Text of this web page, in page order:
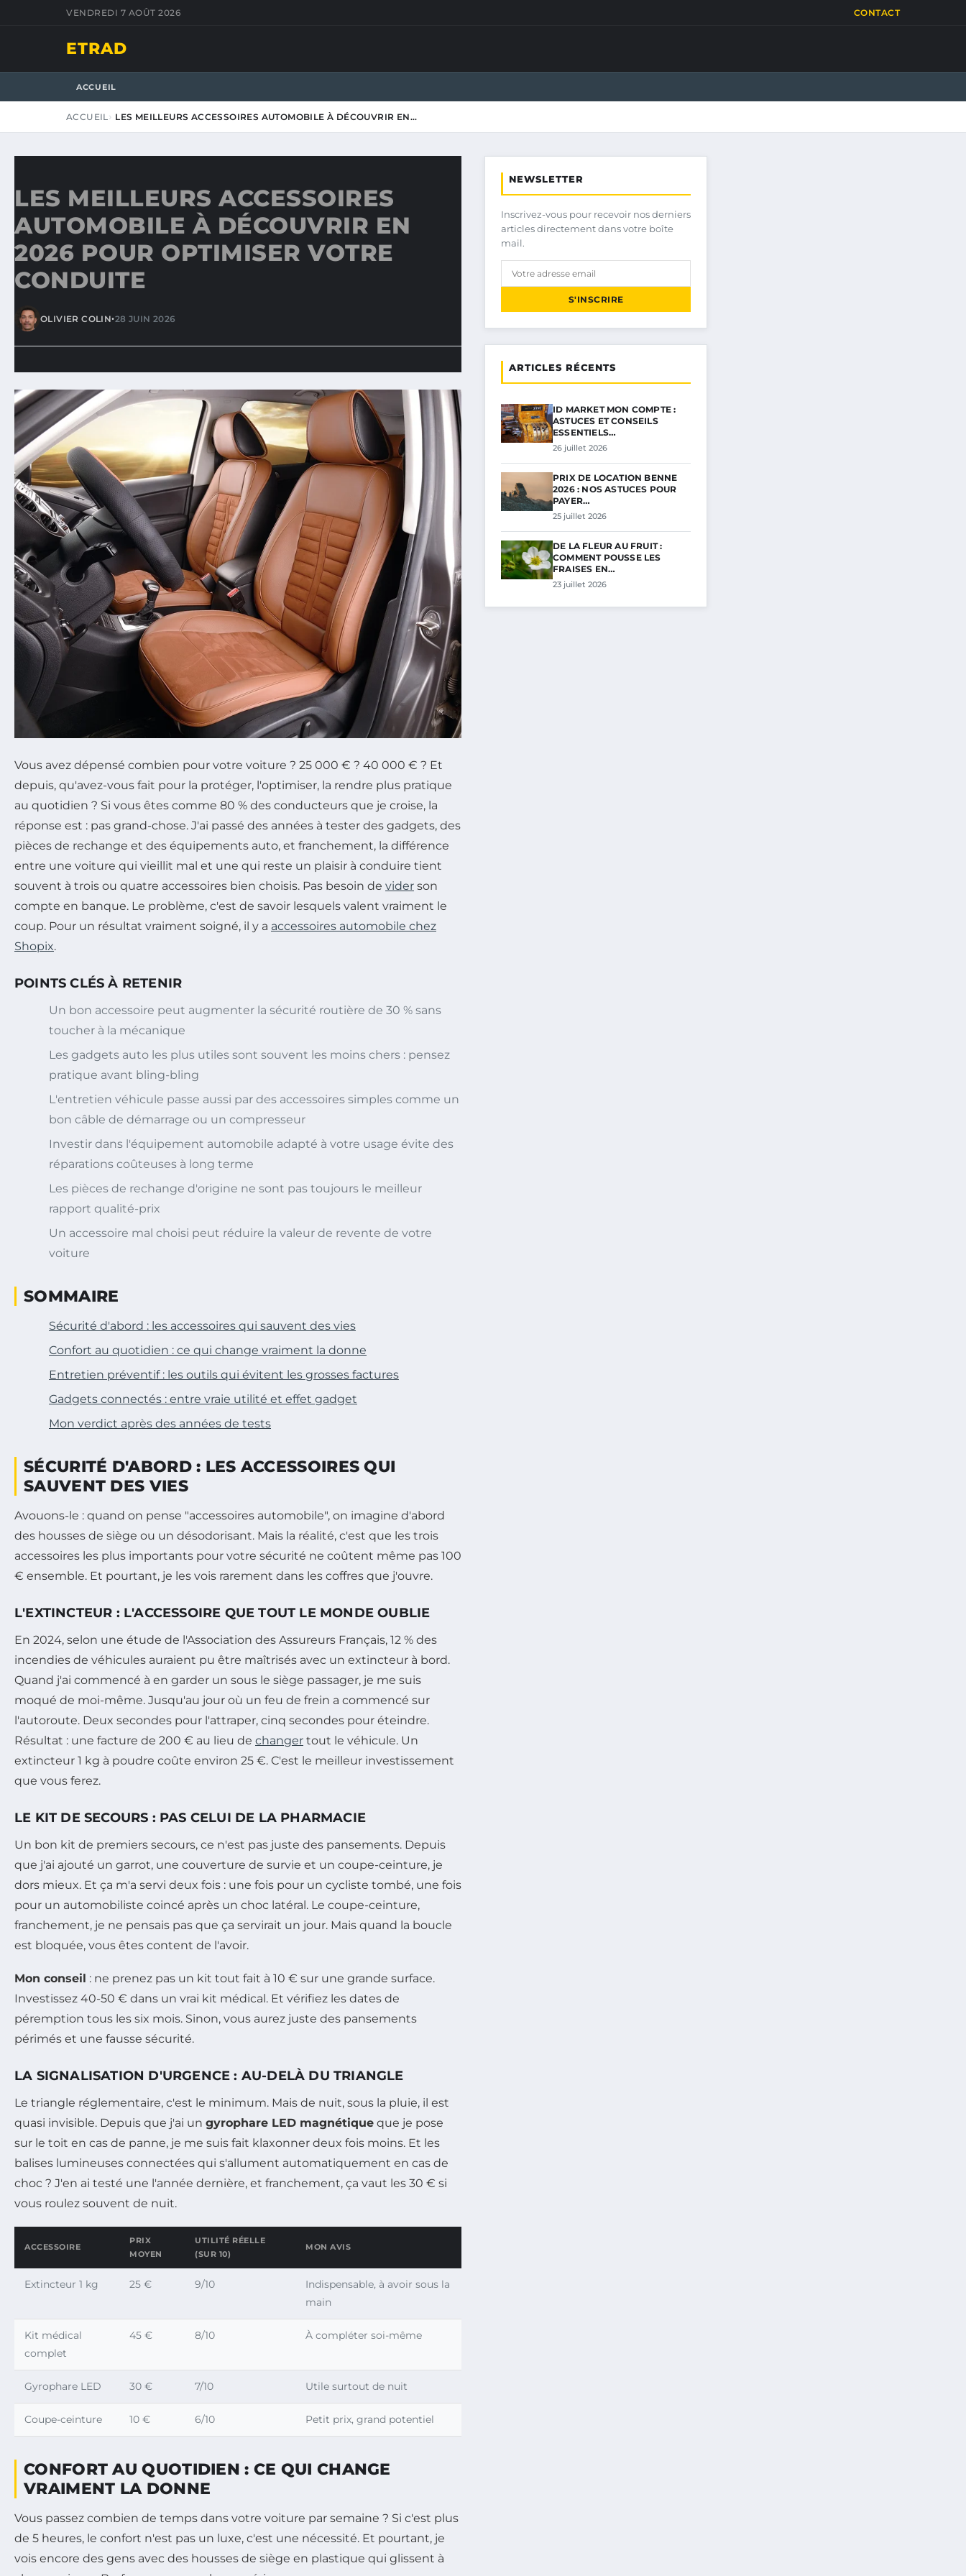
VENDREDI 7 AOÛT 2026 CONTACT
ETRAD
ACCUEIL
ACCUEIL LES MEILLEURS ACCESSOIRES AUTOMOBILE À DÉCOUVRIR EN…
LES MEILLEURS ACCESSOIRES
AUTOMOBILE À DÉCOUVRIR EN
2026 POUR OPTIMISER VOTRE
CONDUITE
OLIVIER COLIN•28 JUIN 2026
Vous avez dépensé combien pour votre voiture ? 25 000 € ? 40 000 € ? Et
depuis, qu'avez-vous fait pour la protéger, l'optimiser, la rendre plus pratique
au quotidien ? Si vous êtes comme 80 % des conducteurs que je croise, la
réponse est : pas grand-chose. J'ai passé des années à tester des gadgets, des
pièces de rechange et des équipements auto, et franchement, la différence
entre une voiture qui vieillit mal et une qui reste un plaisir à conduire tient
souvent à trois ou quatre accessoires bien choisis. Pas besoin de vider son
compte en banque. Le problème, c'est de savoir lesquels valent vraiment le
coup. Pour un résultat vraiment soigné, il y a accessoires automobile chez
Shopix.
POINTS CLÉS À RETENIR
Un bon accessoire peut augmenter la sécurité routière de 30 % sans
toucher à la mécanique
Les gadgets auto les plus utiles sont souvent les moins chers : pensez
pratique avant bling-bling
L'entretien véhicule passe aussi par des accessoires simples comme un
bon câble de démarrage ou un compresseur
Investir dans l'équipement automobile adapté à votre usage évite des
réparations coûteuses à long terme
Les pièces de rechange d'origine ne sont pas toujours le meilleur
rapport qualité-prix
Un accessoire mal choisi peut réduire la valeur de revente de votre
voiture
SOMMAIRE
Sécurité d'abord : les accessoires qui sauvent des vies
Confort au quotidien : ce qui change vraiment la donne
Entretien préventif : les outils qui évitent les grosses factures
Gadgets connectés : entre vraie utilité et effet gadget
Mon verdict après des années de tests
SÉCURITÉ D'ABORD : LES ACCESSOIRES QUI
SAUVENT DES VIES
Avouons-le : quand on pense "accessoires automobile", on imagine d'abord
des housses de siège ou un désodorisant. Mais la réalité, c'est que les trois
accessoires les plus importants pour votre sécurité ne coûtent même pas 100
€ ensemble. Et pourtant, je les vois rarement dans les coffres que j'ouvre.
L'EXTINCTEUR : L'ACCESSOIRE QUE TOUT LE MONDE OUBLIE
En 2024, selon une étude de l'Association des Assureurs Français, 12 % des
incendies de véhicules auraient pu être maîtrisés avec un extincteur à bord.
Quand j'ai commencé à en garder un sous le siège passager, je me suis
moqué de moi-même. Jusqu'au jour où un feu de frein a commencé sur
l'autoroute. Deux secondes pour l'attraper, cinq secondes pour éteindre.
Résultat : une facture de 200 € au lieu de changer tout le véhicule. Un
extincteur 1 kg à poudre coûte environ 25 €. C'est le meilleur investissement
que vous ferez.
LE KIT DE SECOURS : PAS CELUI DE LA PHARMACIE
Un bon kit de premiers secours, ce n'est pas juste des pansements. Depuis
que j'ai ajouté un garrot, une couverture de survie et un coupe-ceinture, je
dors mieux. Et ça m'a servi deux fois : une fois pour un cycliste tombé, une fois
pour un automobiliste coincé après un choc latéral. Le coupe-ceinture,
franchement, je ne pensais pas que ça servirait un jour. Mais quand la boucle
est bloquée, vous êtes content de l'avoir.
Mon conseil : ne prenez pas un kit tout fait à 10 € sur une grande surface.
Investissez 40-50 € dans un vrai kit médical. Et vérifiez les dates de
péremption tous les six mois. Sinon, vous aurez juste des pansements
périmés et une fausse sécurité.
LA SIGNALISATION D'URGENCE : AU-DELÀ DU TRIANGLE
Le triangle réglementaire, c'est le minimum. Mais de nuit, sous la pluie, il est
quasi invisible. Depuis que j'ai un gyrophare LED magnétique que je pose
sur le toit en cas de panne, je me suis fait klaxonner deux fois moins. Et les
balises lumineuses connectées qui s'allument automatiquement en cas de
choc ? J'en ai testé une l'année dernière, et franchement, ça vaut les 30 € si
vous roulez souvent de nuit.
ACCESSOIRE
PRIX
MOYEN
UTILITÉ RÉELLE
(SUR 10)
MON AVIS
Extincteur 1 kg 25 € 9/10
Indispensable, à avoir sous la
main
Kit médical
complet
45 € 8/10 À compléter soi-même
Gyrophare LED 30 € 7/10 Utile surtout de nuit
Coupe-ceinture 10 € 6/10 Petit prix, grand potentiel
CONFORT AU QUOTIDIEN : CE QUI CHANGE
VRAIMENT LA DONNE
Vous passez combien de temps dans votre voiture par semaine ? Si c'est plus
de 5 heures, le confort n'est pas un luxe, c'est une nécessité. Et pourtant, je
vois encore des gens avec des housses de siège en plastique qui glissent à
NEWSLETTER
Inscrivez-vous pour recevoir nos derniers
articles directement dans votre boîte
mail.
S'INSCRIRE
ARTICLES RÉCENTS
ID MARKET MON COMPTE :
ASTUCES ET CONSEILS
ESSENTIELS…
26 juillet 2026
PRIX DE LOCATION BENNE
2026 : NOS ASTUCES POUR
PAYER…
25 juillet 2026
DE LA FLEUR AU FRUIT :
COMMENT POUSSE LES
FRAISES EN…
23 juillet 2026